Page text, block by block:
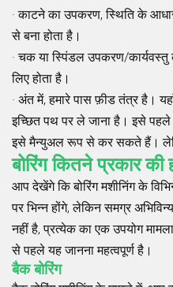
· काटने का उपकरण, स्थिति के
से बना होता है।
· चक या स्पिंडल उपकरण/
लिए होता है।
· अंत में, हमारे पास फ़ीड तंत्र है।
इच्छित पथ पर ले जाना है। इसे पहले
इसे मैन्युअल रूप से कर सकते हैं।
बोरिंग कितने प्रकार की
आप देखेंगे कि बोरिंग मशीनिंग के
पर भिन्न होंगे, लेकिन समग्र
नहीं है, प्रत्येक का एक उपयोग
से पहले यह जानना महत्वपूर्ण है।
बैक बोरिंग